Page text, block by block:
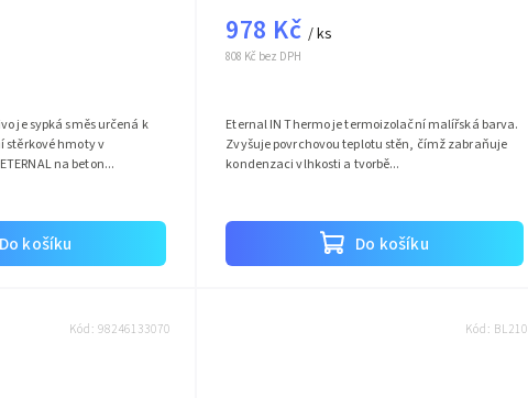
Do košíku
je sypká směs určená k
stěrkové hmoty v
na beton...
808 Kč bez DPH
978 Kč / ks
Do košíku
Eternal IN Thermo je termoizolační malířská barva.
Zvyšuje povrchovou teplotu stěn, čímž zabraňuje
kondenzaci vlhkosti a tvorbě...
Kód:98246133070 Kód: BL210